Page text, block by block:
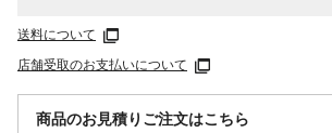
送料について
店舗受取のお支払いについて
商品のお見積りご注文はこちら